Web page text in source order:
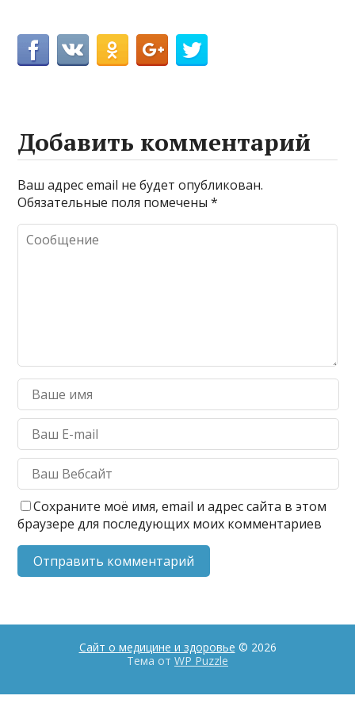
Добавить комментарий
Ваш адрес email не будет опубликован.
Обязательные поля помечены*
Сохраните моё имя, email и адрес сайта в этом
браузере для последующих моих комментариев
Сайт о медицине и здоровье © 2026
Тема от WP Puzzle